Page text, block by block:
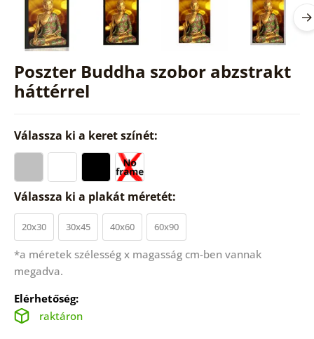
Poszter Buddha szobor abzstrakt
háttérrel
Válassza ki a keret színét:
Válassza ki a plakát méretét:
20x30 30x45 40x60 60x90
*a méretek szélesség x magasság cm-ben vannak
megadva.
Elérhetőség:
raktáron